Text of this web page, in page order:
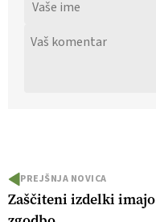
PREJŠNJA NOVICA
Zaščiteni izdelki imajo